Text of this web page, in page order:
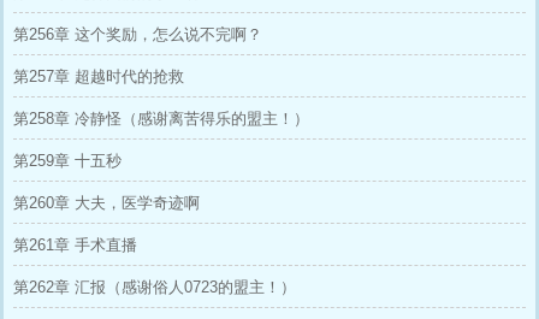
第256章 这个奖励，怎么说不完啊？
第257章 超越时代的抢救
第258章 冷静怪（感谢离苦得乐的盟主！）
第259章 十五秒
第260章 大夫，医学奇迹啊
第261章 手术直播
第262章 汇报（感谢俗人0723的盟主！）